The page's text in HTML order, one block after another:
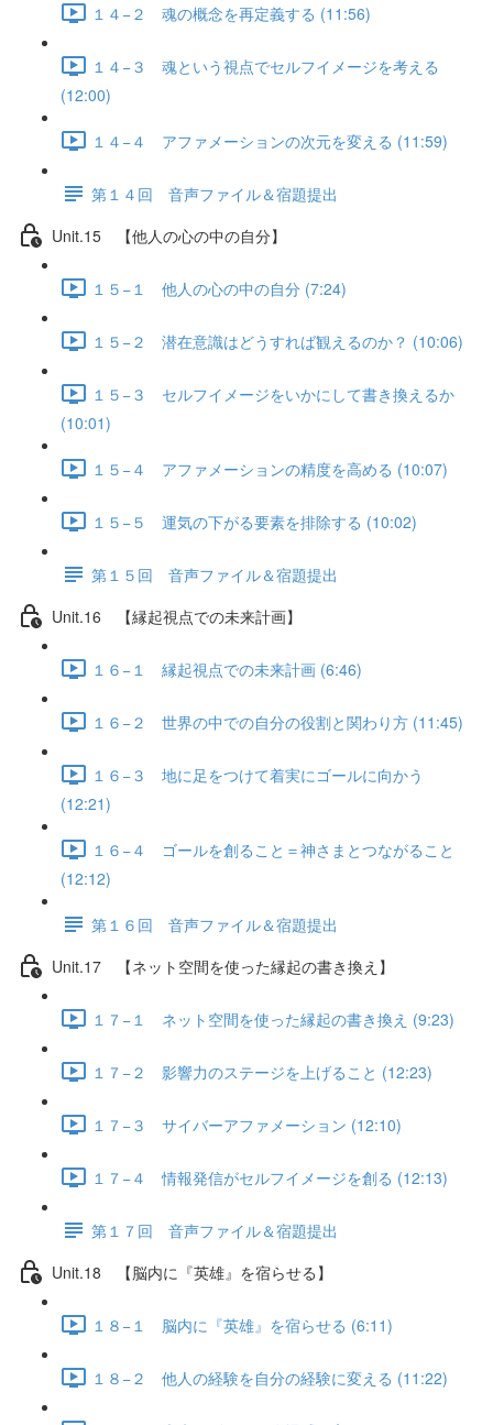
１４−２ 魂の概念を再定義する (11:56)
１４−３ 魂という視点でセルフイメージを考える
(12:00)
１４−４ アファメーションの次元を変える (11:59)
第１４回 音声ファイル＆宿題提出
Unit.15 【他人の心の中の自分】
１５−１ 他人の心の中の自分 (7:24)
１５−２ 潜在意識はどうすれば観えるのか？ (10:06)
１５−３ セルフイメージをいかにして書き換えるか
(10:01)
１５−４ アファメーションの精度を高める (10:07)
１５−５ 運気の下がる要素を排除する (10:02)
第１５回 音声ファイル＆宿題提出
Unit.16 【縁起視点での未来計画】
１６−１ 縁起視点での未来計画 (6:46)
１６−２ 世界の中での自分の役割と関わり方 (11:45)
１６−３ 地に足をつけて着実にゴールに向かう
(12:21)
１６−４ ゴールを創ること＝神さまとつながること
(12:12)
第１６回 音声ファイル＆宿題提出
Unit.17 【ネット空間を使った縁起の書き換え】
１７−１ ネット空間を使った縁起の書き換え (9:23)
１７−２ 影響力のステージを上げること (12:23)
１７−３ サイバーアファメーション (12:10)
１７−４ 情報発信がセルフイメージを創る (12:13)
第１７回 音声ファイル＆宿題提出
Unit.18 【脳内に『英雄』を宿らせる】
１８−１ 脳内に『英雄』を宿らせる (6:11)
１８−２ 他人の経験を自分の経験に変える (11:22)